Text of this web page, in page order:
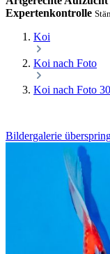
Expertenkontrolle
Koi
Koi nach Foto
Koi nach Foto
Bildergalerie